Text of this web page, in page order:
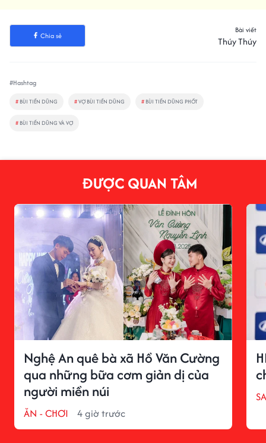
Chia sẻ
Bài viết
Thúy Thúy
#Hashtag
# BÙI TIẾN DŨNG #VỢ BÙI TIẾN DŨNG # BÙI TIẾN DŨNG PHỐT
# BÙI TIẾN DŨNG VÀ VỢ
ĐƯỢC QUAN TÂM
Nghệ An quê bà xã Hồ Văn Cường
qua những bữa cơm giản dị của
người miền núi
ĂN - CHƠI 4 giờ trước